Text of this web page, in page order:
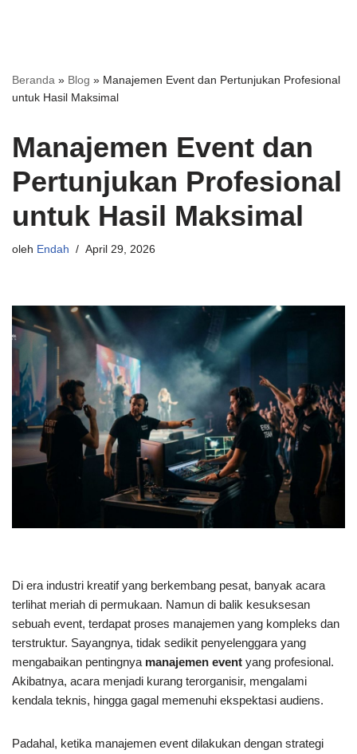
Beranda » Blog » Manajemen Event dan Pertunjukan Profesional
untuk Hasil Maksimal
Manajemen Event dan
Pertunjukan Profesional
untuk Hasil Maksimal
oleh Endah April 29, 2026
Di era industri kreatif yang berkembang pesat, banyak acara
terlihat meriah di permukaan. Namun di balik kesuksesan
sebuah event, terdapat proses manajemen yang kompleks dan
terstruktur. Sayangnya, tidak sedikit penyelenggara yang
mengabaikan pentingnya manajemen event yang profesional.
Akibatnya, acara menjadi kurang terorganisir, mengalami
kendala teknis, hingga gagal memenuhi ekspektasi audiens.
Padahal, ketika manajemen event dilakukan dengan strategi